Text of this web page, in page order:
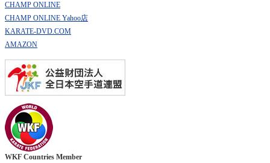
CHAMP ONLINE
CHAMP ONLINE Yahoo店
KARATE-DVD.COM
AMAZON
WKF Countries Member